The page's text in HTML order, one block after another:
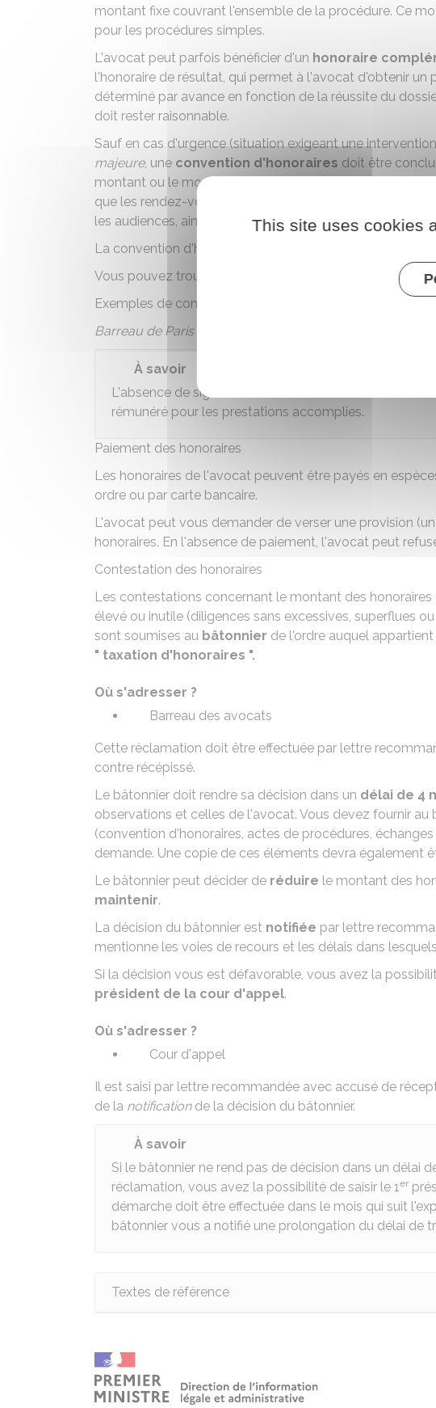
montant fixe couvrant l'ensemble de la procédure. Ce
pour les procédures simples.
L'avocat peut parfois bénéficier d'un honoraire
l'honoraire de résultat, qui permet à l'avocat d'obtenir
déterminé par avance en fonction de la réussite du
doit rester raisonnable.
Sauf en cas d'urgence (situation exigeant une
majeure, une convention d'honoraires doit être
montant ou le mode de calcul des honoraires, en tenant
que les rendez-vous, la rédaction d'actes, les recherches
les audiences, ainsi que les frais etdéboursenvisagés.
La convention d'honoraires doit être rédigée en des
Vous pouvez trouver différents modèles de convention
Exemples de convention d'honoraires
Barreau de Paris
À savoir
L'absence de signature d'une convention d'honoraires
rémunéré pour les prestations accomplies.
Paiement des honoraires
Les honoraires de l'avocat peuvent être payés en
ordre ou par carte bancaire.
L'avocat peut vous demander de verser une provision
honoraires. En l'absence de paiement, l'avocat peut
Contestation des honoraires
Les contestations concernant le montant des
élevé ou inutile (diligences sans excessives, superflues
sont soumises au bâtonnier de l'ordre auquel
" taxation d'honoraires ".
Où s'adresser ?
Barreau des avocats
Cette réclamation doit être effectuée par lettre
contre récépissé.
Le bâtonnier doit rendre sa décision dans un délai de 4
observations et celles de l'avocat. Vous devez fournir
(convention d'honoraires, actes de procédures,
demande. Une copie de ces éléments devra également
Le bâtonnier peut décider de réduire le montant des
maintenir.
La décision du bâtonnier est notifiée par lettre
mentionne les voies de recours et les délais dans
Si la décision vous est défavorable, vous avez la
président de la cour d'appel.
Où s'adresser ?
Cour d'appel
Il est saisi par lettre recommandée avec accusé de
de la notificationde la décision du bâtonnier.
À savoir
Si le bâtonnier ne rend pas de décision dans un délai
réclamation, vous avez la possibilité de saisir le 1er
démarche doit être effectuée dans le mois qui suit
bâtonnier vous a notifié une prolongation du délai de
Textes de référence
This site uses cookies